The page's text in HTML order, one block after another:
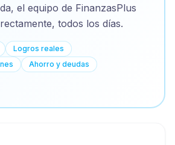
el equipo de FinanzasPlus
todos los días.
Logros reales
Ahorro y deudas